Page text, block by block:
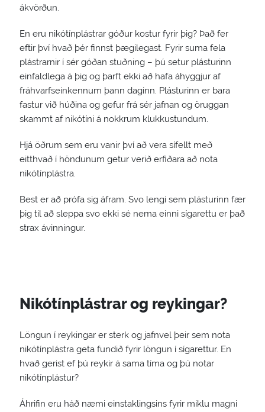
ákvörðun.
En eru nikótínplástrar góður kostur fyrir þig? Það fer
eftir því hvað þér finnst þægilegast. Fyrir suma fela
plástrarnir í sér góðan stuðning – þú setur plásturinn
einfaldlega á þig og þarft ekki að hafa áhyggjur af
fráhvarfseinkennum þann daginn. Plásturinn er bara
fastur við húðina og gefur frá sér jafnan og öruggan
skammt af nikótíni á nokkrum klukkustundum.
Hjá öðrum sem eru vanir því að vera sífellt með
eitthvað í höndunum getur verið erfiðara að nota
nikótínplástra.
Best er að prófa sig áfram. Svo lengi sem plásturinn fær
þig til að sleppa svo ekki sé nema einni sígarettu er það
strax ávinningur.
Nikótínplástrar og reykingar?
Löngun í reykingar er sterk og jafnvel þeir sem nota
nikótínplástra geta fundið fyrir löngun í sígarettur. En
hvað gerist ef þú reykir á sama tíma og þú notar
nikótínplástur?
Áhrifin eru háð næmi einstaklingsins fyrir miklu magni